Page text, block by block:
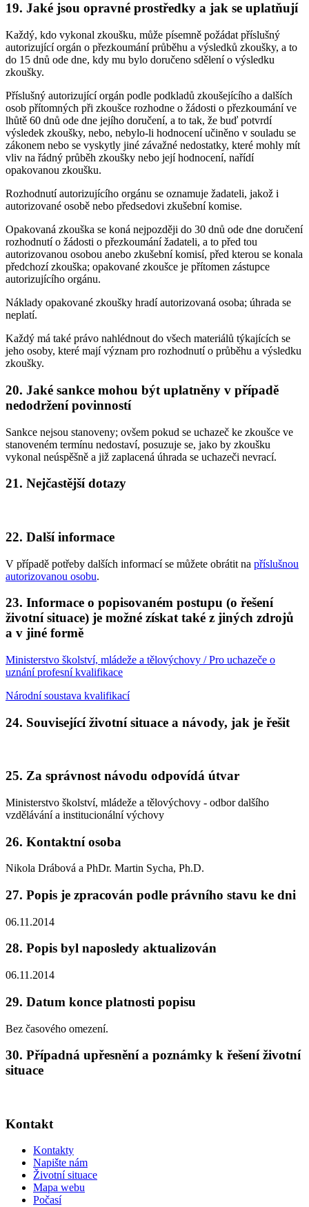
19. Jaké jsou opravné prostředky a jak se uplatňují
Každý, kdo vykonal zkoušku, může písemně požádat příslušný
autorizující orgán o přezkoumání průběhu a výsledků zkoušky, a to
do 15 dnů ode dne, kdy mu bylo doručeno sdělení o výsledku
zkoušky.
Příslušný autorizující orgán podle podkladů zkoušejícího a dalších
osob přítomných při zkoušce rozhodne o žádosti o přezkoumání ve
lhůtě 60 dnů ode dne jejího doručení, a to tak, že buď potvrdí
výsledek zkoušky, nebo, nebylo-li hodnocení učiněno v souladu se
zákonem nebo se vyskytly jiné závažné nedostatky, které mohly mít
vliv na řádný průběh zkoušky nebo její hodnocení, nařídí
opakovanou zkoušku.
Rozhodnutí autorizujícího orgánu se oznamuje žadateli, jakož i
autorizované osobě nebo předsedovi zkušební komise.
Opakovaná zkouška se koná nejpozději do 30 dnů ode dne doručení
rozhodnutí o žádosti o přezkoumání žadateli, a to před tou
autorizovanou osobou anebo zkušební komisí, před kterou se konala
předchozí zkouška; opakované zkoušce je přítomen zástupce
autorizujícího orgánu.
Náklady opakované zkoušky hradí autorizovaná osoba; úhrada se
neplatí.
Každý má také právo nahlédnout do všech materiálů týkajících se
jeho osoby, které mají význam pro rozhodnutí o průběhu a výsledku
zkoušky.
20. Jaké sankce mohou být uplatněny v případě
nedodržení povinností
Sankce nejsou stanoveny; ovšem pokud se uchazeč ke zkoušce ve
stanoveném termínu nedostaví, posuzuje se, jako by zkoušku
vykonal neúspěšně a již zaplacená úhrada se uchazeči nevrací.
21. Nejčastější dotazy
22. Další informace
V případě potřeby dalších informací se můžete obrátit na příslušnou
autorizovanou osobu.
23. Informace o popisovaném postupu (o řešení
životní situace) je možné získat také z jiných zdrojů
a v jiné formě
Ministerstvo školství, mládeže a tělovýchovy / Pro uchazeče o
uznání profesní kvalifikace
Národní soustava kvalifikací
24. Související životní situace a návody, jak je řešit
25. Za správnost návodu odpovídá útvar
Ministerstvo školství, mládeže a tělovýchovy - odbor dalšího
vzdělávání a institucionální výchovy
26. Kontaktní osoba
Nikola Drábová a PhDr. Martin Sycha, Ph.D.
27. Popis je zpracován podle právního stavu ke dni
06.11.2014
28. Popis byl naposledy aktualizován
06.11.2014
29. Datum konce platnosti popisu
Bez časového omezení.
30. Případná upřesnění a poznámky k řešení životní
situace
Kontakt
Kontakty
Napište nám
Životní situace
Mapa webu
Počasí